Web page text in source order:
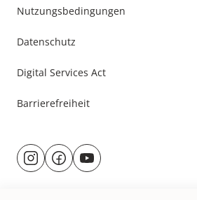
Nutzungsbedingungen
Datenschutz
Digital Services Act
Barrierefreiheit
Besuche
uns@rund.ums.baby
facebook.com/
youtube.com/